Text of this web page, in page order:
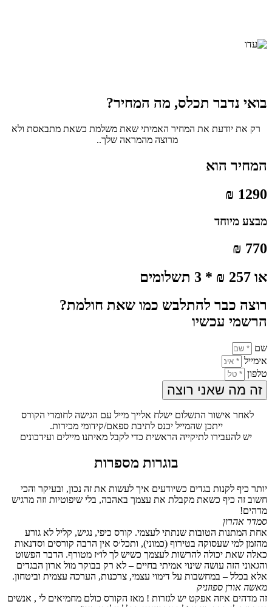
בואי נדבר תכלס, מה המחיר?
רק את יודעת את המחיר האמיתי שאת משלמת כשאת מתבאסת ולא
מרוצה מהמראה שלך..
המחיר הוא
1290 ₪
מבצע מיוחד
770 ₪
או 257 ₪ * 3 תשלומים
רוצה כבר להתלבש כמו שאת חולמת?
הרשמי עכשיו
שם
אימייל
טלפון
זה מה שאני רוצה
לאחר אישור התשלום ישלח אלייך מייל עם הגישה לחומרי הקורס
ייתכן שהמייל יכנס לתיבת ספאם/קידומי מכירות.
יש להעבירו לתיקייה הראשית כדי לקבל מאיתנו מיילים ועידכונים
בוגרות מספרות
יותר כיף לקנות בגדים כשיודעים איך לעשות את זה נכון, ובעיקר והכי
חשוב זה כיף כשאת מקבלת את עצמך באהבה, בלי שיפוטיות וזה מרגיש
מדהים!
סמדר אהרון
אחת המתנות הטובות שנתתי לעצמי. קורס כיפי, נגיש, קליל לא גורע
מהזמן למי שעסוקה בטירוף (כמוני), ותכל׳ס אין הרבה קורסים וסדנאות
כאלה שאת יכולה להרשות לעצמך כשיש לך לו״ז מטורף. הדבר הפשוט
והגאוני הזה עושה שינוי אמיתי בחיים – לא רק בבוקר מול ארון הבגדים
אלא בכלל – במחשבות על דימוי עצמי, צרכנות, הערכה עצמית וביטחון.
מאשה אורן ספוזניק
זה מדהים איזה אפקט יש לגזרות ! מאז הקורס כולם מחמיאים לי , אנשים